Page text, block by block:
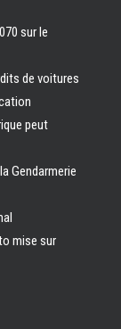
sur le
de voitures
peut
Gendarmerie
mise sur